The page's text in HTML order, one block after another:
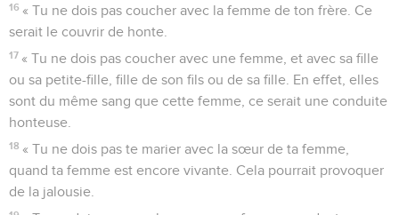
16 « Tu ne dois pas coucher avec la femme de ton frère. Ce
serait le couvrir de honte.
17 « Tu ne dois pas coucher avec une femme, et avec sa fille
ou sa petite-fille, fille de son fils ou de sa fille. En effet, elles
sont du même sang que cette femme, ce serait une conduite
honteuse.
18 « Tu ne dois pas te marier avec la sœur de ta femme,
quand ta femme est encore vivante. Cela pourrait provoquer
de la jalousie.